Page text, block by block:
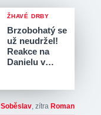
ŽHAVÉ DRBY
Brzobohatý se
už neudržel!
Reakce na
Danielu v…
Soběslav, zítra Roman